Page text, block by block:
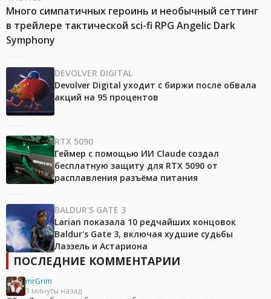
Много симпатичных героинь и необычный сеттинг
в трейлере тактической sci-fi RPG Angelic Dark
Symphony
DEVOLVER DIGITAL
Devolver Digital уходит с биржи после обвала
акций на 95 процентов
RTX 5090
Геймер с помощью ИИ Claude создал
бесплатную защиту для RTX 5090 от
расплавления разъёма питания
BALDUR'S GATE 3
Larian показала 10 редчайших концовок
Baldur's Gate 3, включая худшие судьбы
Лаэзель и Астариона
ПОСЛЕДНИЕ КОММЕНТАРИИ
mrGrim
3 минуты назад